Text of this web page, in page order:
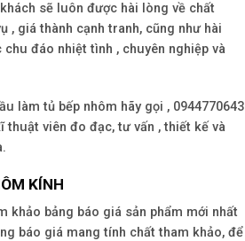
sẽ luôn được hài lòng về chất
, giá thành cạnh tranh, cũng như hài
chu đáo nhiệt tình , chuyên nghiệp và
làm tủ bếp nhôm hãy gọi , 0944770643
thuật viên đo đạc, tư vấn , thiết kế và
KÍNH
khảo bảng báo giá sản phẩm mới nhất
báo giá mang tính chất tham khảo, để